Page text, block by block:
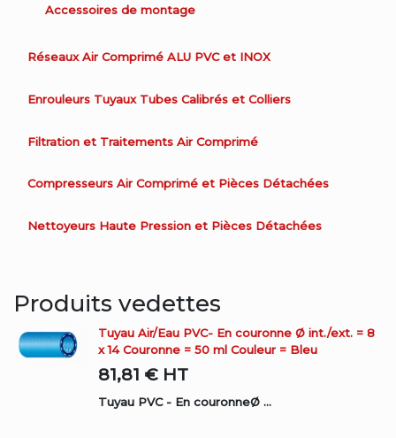
Accessoires de montage
Réseaux Air Comprimé ALU PVC et INOX
Enrouleurs Tuyaux Tubes Calibrés et Colliers
Filtration et Traitements Air Comprimé
Compresseurs Air Comprimé et Pièces Détachées
Nettoyeurs Haute Pression et Pièces Détachées
Produits vedettes
Tuyau Air/Eau PVC- En couronne Ø int./ext. = 8
x 14 Couronne = 50 ml Couleur = Bleu
81,81 € HT
Tuyau PVC - En couronneØ ...